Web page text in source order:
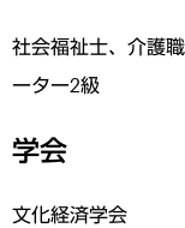
社会福祉士、介護
ーター2級
学会
文化経済学会